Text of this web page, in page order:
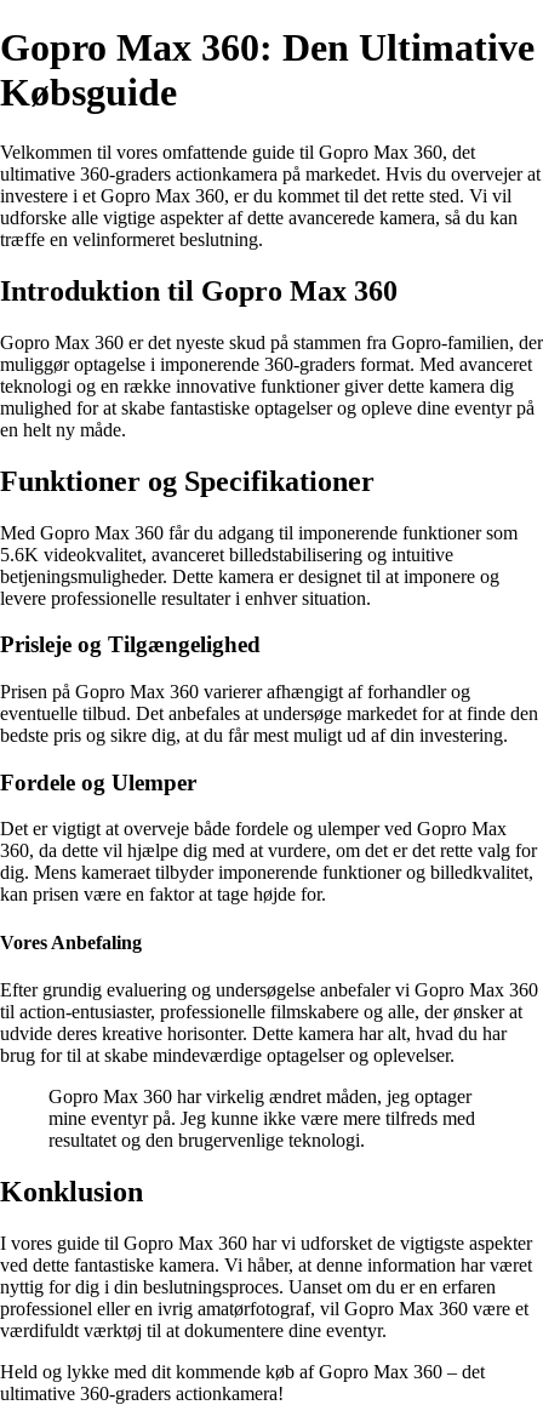
Gopro Max 360: Den Ultimative
Købsguide
Velkommen til vores omfattende guide til Gopro Max 360, det
ultimative 360-graders actionkamera på markedet. Hvis du overvejer at
investere i et Gopro Max 360, er du kommet til det rette sted. Vi vil
udforske alle vigtige aspekter af dette avancerede kamera, så du kan
træffe en velinformeret beslutning.
Introduktion til Gopro Max 360
Gopro Max 360 er det nyeste skud på stammen fra Gopro-familien, der
muliggør optagelse i imponerende 360-graders format. Med avanceret
teknologi og en række innovative funktioner giver dette kamera dig
mulighed for at skabe fantastiske optagelser og opleve dine eventyr på
en helt ny måde.
Funktioner og Specifikationer
Med Gopro Max 360 får du adgang til imponerende funktioner som
5.6K videokvalitet, avanceret billedstabilisering og intuitive
betjeningsmuligheder. Dette kamera er designet til at imponere og
levere professionelle resultater i enhver situation.
Prisleje og Tilgængelighed
Prisen på Gopro Max 360 varierer afhængigt af forhandler og
eventuelle tilbud. Det anbefales at undersøge markedet for at finde den
bedste pris og sikre dig, at du får mest muligt ud af din investering.
Fordele og Ulemper
Det er vigtigt at overveje både fordele og ulemper ved Gopro Max
360, da dette vil hjælpe dig med at vurdere, om det er det rette valg for
dig. Mens kameraet tilbyder imponerende funktioner og billedkvalitet,
kan prisen være en faktor at tage højde for.
Vores Anbefaling
Efter grundig evaluering og undersøgelse anbefaler vi Gopro Max 360
til action-entusiaster, professionelle filmskabere og alle, der ønsker at
udvide deres kreative horisonter. Dette kamera har alt, hvad du har
brug for til at skabe mindeværdige optagelser og oplevelser.
Gopro Max 360 har virkelig ændret måden, jeg optager
mine eventyr på. Jeg kunne ikke være mere tilfreds med
resultatet og den brugervenlige teknologi.
Konklusion
I vores guide til Gopro Max 360 har vi udforsket de vigtigste aspekter
ved dette fantastiske kamera. Vi håber, at denne information har været
nyttig for dig i din beslutningsproces. Uanset om du er en erfaren
professionel eller en ivrig amatørfotograf, vil Gopro Max 360 være et
værdifuldt værktøj til at dokumentere dine eventyr.
Held og lykke med dit kommende køb af Gopro Max 360 – det
ultimative 360-graders actionkamera!